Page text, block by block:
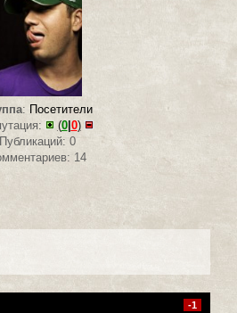
: Посетители
(0|0)
Публикаций: 0
14
-1